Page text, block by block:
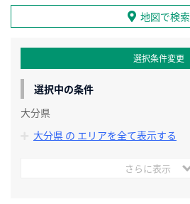
地図で検索
選択条件変更
選択中の条件
大分県
大分県 の エリアを全て表示する
さらに表示